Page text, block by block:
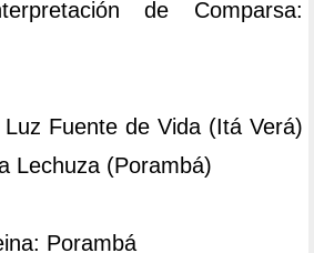
de Comparsa:
Luz Fuente de Vida (Itá Verá)
Lechuza (Porambá)
Porambá